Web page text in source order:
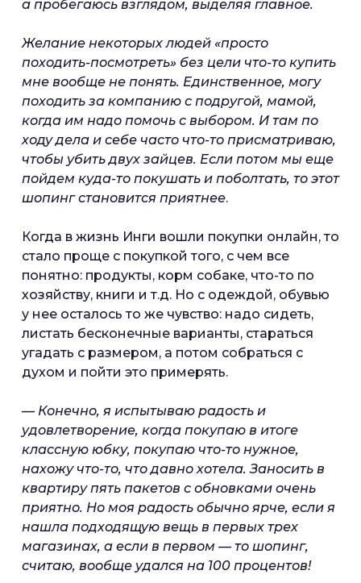
а пробегаюсь взглядом, выделяя главное.
Желание некоторых людей «просто
походить-посмотреть» без цели что-то купить
мне вообще не понять. Единственное, могу
походить за компанию с подругой, мамой,
когда им надо помочь с выбором. И там по
ходу дела и себе часто что-то присматриваю,
чтобы убить двух зайцев. Если потом мы еще
пойдем куда-то покушать и поболтать, то этот
шопинг становится приятнее.
Когда в жизнь Инги вошли покупки онлайн, то
стало проще с покупкой того, с чем все
понятно: продукты, корм собаке, что-то по
хозяйству, книги и т.д. Но с одеждой, обувью
у нее осталось то же чувство: надо сидеть,
листать бесконечные варианты, стараться
угадать с размером, а потом собраться с
духом и пойти это примерять.
— Конечно, я испытываю радость и
удовлетворение, когда покупаю в итоге
классную юбку, покупаю что-то нужное,
нахожу что-то, что давно хотела. Заносить в
квартиру пять пакетов с обновками очень
приятно. Но моя радость обычно ярче, если я
нашла подходящую вещь в первых трех
магазинах, а если в первом — то шопинг,
считаю, вообще удался на 100 процентов!